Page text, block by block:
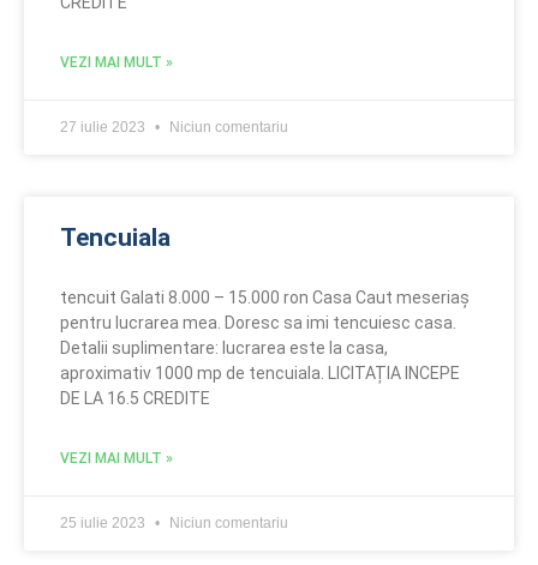
VEZI MAI MULT »
27 iulie 2023 Niciun comentariu
Tencuiala
tencuit Galati 8.000 – 15.000 ron Casa Caut meseriaș
pentru lucrarea mea. Doresc sa imi tencuiesc casa.
Detalii suplimentare: lucrarea este la casa,
aproximativ 1000 mp de tencuiala. LICITAȚIA INCEPE
DE LA 16.5 CREDITE
VEZI MAI MULT »
25 iulie 2023 Niciun comentariu